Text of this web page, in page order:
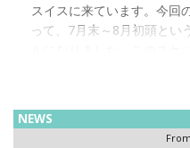
スイスに来ています。今回
って、7月末～8月初頭とい
連邦の建国記念日、す
NEWS